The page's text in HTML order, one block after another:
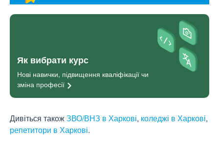
Як вибрати курс
Нові навички, підвищення кваліфікації чи
зміна професії
Дивіться такожЗВО/ВНЗ в Харкові, коледжі в Харкові,
репетитори в Харкові.